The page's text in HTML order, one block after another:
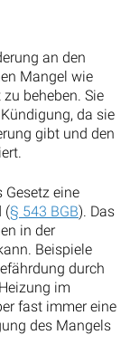
an den
Mangel wie
beheben. Sie
da sie
gibt und den
Gesetz eine
(§ 543 BGB). Das
in der
Beispiele
durch
im
fast immer eine
des Mangels